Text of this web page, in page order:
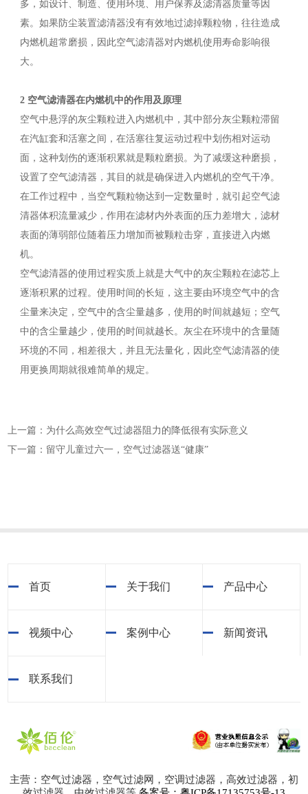
多，如设计、制造、使用环境、用户保养及滤清器质量等因
素。如果防尘装置滤清器没有有效地过滤掉颗粒物，往往造成
内燃机超常磨损，因此空气滤清器对内燃机使用寿命影响很
大。
2 空气滤清器在内燃机中的作用及原理
空气中悬浮的灰尘颗粒进入内燃机中，其中部分灰尘颗粒滞留
在汽缸套和活塞之间，在活塞往复运动过程中划伤相对运动
面，这种划伤的逐渐积累就是颗粒磨损。为了减缓这种磨损，
设置了空气滤清器，其目的就是确保进入内燃机的空气干净。
在工作过程中，当空气颗粒物达到一定数量时，就引起空气滤
清器体积流量减少，作用在滤材内外表面的压力差增大，滤材
表面的薄弱部位随着压力增加而被颗粒击穿，直接进入内燃
机。
空气滤清器的使用过程实质上就是大气中的灰尘颗粒在滤芯上
逐渐积累的过程。使用时间的长短，这主要由环境空气中的含
尘量来决定，空气中的含尘量越多，使用的时间就越短；空气
中的含尘量越少，使用的时间就越长。灰尘在环境中的含量随
环境的不同，相差很大，并且无法量化，因此空气滤清器的使
用更换周期就很难简单的规定。
上一篇：为什么高效空气过滤器阻力的降低很有实际意义
下一篇：留守儿童过六一，空气过滤器送“健康”
首页 关于我们 产品中心
视频中心 案例中心 新闻资讯
联系我们
主营：空气过滤器，空气过滤网，空调过滤器，高效过滤器，初